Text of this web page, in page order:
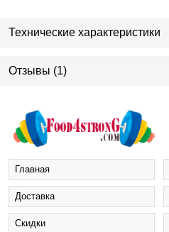
Технические характеристики
Отзывы (1)
Главная
Доставка
Cкидки